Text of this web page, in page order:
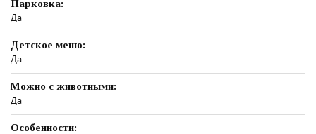
Парковка:
Да
Детское меню:
Да
Можно с животными:
Да
Особенности: